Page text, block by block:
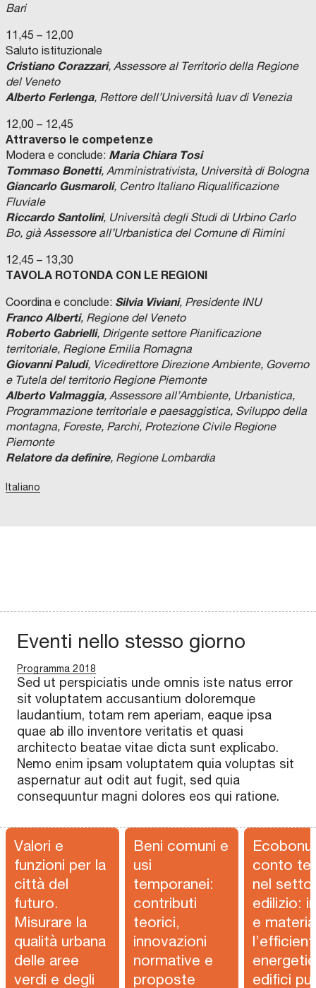
Bari
11,45 – 12,00
Saluto istituzionale
Cristiano Corazzari, Assessore al Territorio della Regione
del Veneto
Alberto Ferlenga, Rettore dell’Università Iuav di Venezia
12,00 – 12,45
Attraverso le competenze
Modera e conclude: Maria Chiara Tosi
Tommaso Bonetti, Amministrativista, Università di Bologna
Giancarlo Gusmaroli, Centro Italiano Riqualificazione
Fluviale
Riccardo Santolini, Università degli Studi di Urbino Carlo
Bo, già Assessore all’Urbanistica del Comune di Rimini
12,45 – 13,30
TAVOLA ROTONDA CON LE REGIONI
Coordina e conclude: Silvia Viviani, Presidente INU
Franco Alberti, Regione del Veneto
Roberto Gabrielli, Dirigente settore Pianificazione
territoriale, Regione Emilia Romagna
Giovanni Paludi, Vicedirettore Direzione Ambiente, Governo
e Tutela del territorio Regione Piemonte
Alberto Valmaggia, Assessore all’Ambiente, Urbanistica,
Programmazione territoriale e paesaggistica, Sviluppo della
montagna, Foreste, Parchi, Protezione Civile Regione
Piemonte
Relatore da definire, Regione Lombardia
Italiano
Eventi nello stesso giorno
Programma 2018
Sed ut perspiciatis unde omnis iste natus error
sit voluptatem accusantium doloremque
laudantium, totam rem aperiam, eaque ipsa
quae ab illo inventore veritatis et quasi
architecto beatae vitae dicta sunt explicabo.
Nemo enim ipsam voluptatem quia voluptas sit
aspernatur aut odit aut fugit, sed quia
consequuntur magni dolores eos qui ratione.
Valori e
funzioni per la
città del
futuro.
Misurare la
qualità urbana
delle aree
verdi e degli
Beni comuni e
usi
temporanei:
contributi
teorici,
innovazioni
normative e
proposte
conto
nel
edilizio:
e
edifici